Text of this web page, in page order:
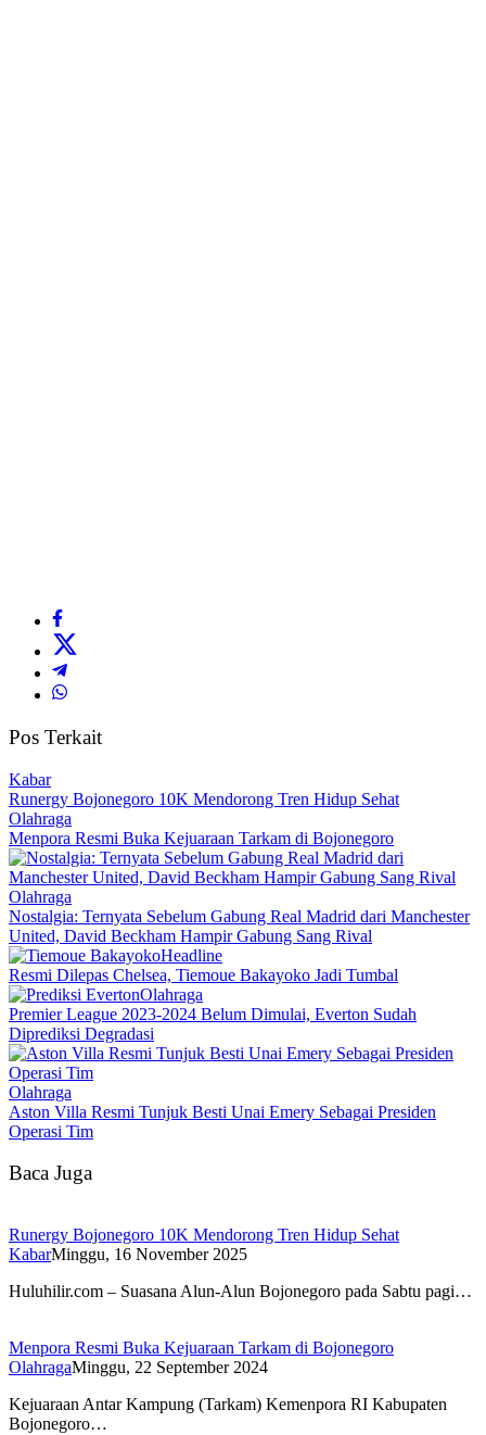
Pos Terkait
Kabar
Runergy Bojonegoro 10K Mendorong Tren Hidup Sehat
Olahraga
Menpora Resmi Buka Kejuaraan Tarkam di Bojonegoro
Olahraga
Nostalgia: Ternyata Sebelum Gabung Real Madrid dari Manchester
United, David Beckham Hampir Gabung Sang Rival
Headline
Resmi Dilepas Chelsea, Tiemoue Bakayoko Jadi Tumbal
Olahraga
Premier League 2023-2024 Belum Dimulai, Everton Sudah
Diprediksi Degradasi
Olahraga
Aston Villa Resmi Tunjuk Besti Unai Emery Sebagai Presiden
Operasi Tim
Baca Juga
Runergy Bojonegoro 10K Mendorong Tren Hidup Sehat
KabarMinggu, 16 November 2025
Huluhilir.com – Suasana Alun-Alun Bojonegoro pada Sabtu pagi…
Menpora Resmi Buka Kejuaraan Tarkam di Bojonegoro
OlahragaMinggu, 22 September 2024
Kejuaraan Antar Kampung (Tarkam) Kemenpora RI Kabupaten
Bojonegoro…